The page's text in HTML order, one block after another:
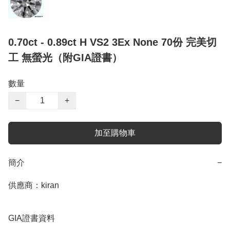
0.70ct - 0.89ct H VS2 3Ex None 70份 完美切
工 無螢光（附GIA證書）
數量
−
+
加至購物車
簡介 −
供應商：kiran
GIA證書資料